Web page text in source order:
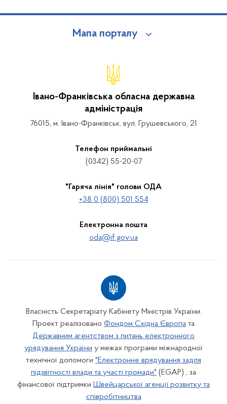
Мапа порталу
Івано-Франківська обласна державна
адміністрація
76015, м. Івано-Франківськ, вул. Грушевського, 21
Телефон приймальні
(0342) 55-20-07
"Гаряча лінія" голови ОДА
+38 0 (800) 501 554
Електронна пошта
oda@if.gov.ua
Власність Секретаріату Кабінету Міністрів України.
Проект реалізовано Фондом Східна Європа та
Державним агентством з питань електронного
урядування України у межах програми міжнародної
технічної допомоги "Електронне врядування задля
підзвітності влади та участі громади" (EGAP) , за
фінансової підтримки Швейцарської агенції розвитку та
співробітництва